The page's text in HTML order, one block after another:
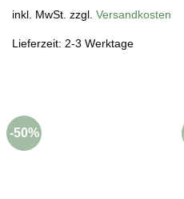
inkl. MwSt. zzgl. Versandkosten
Lieferzeit: 2-3 Werktage
-50%